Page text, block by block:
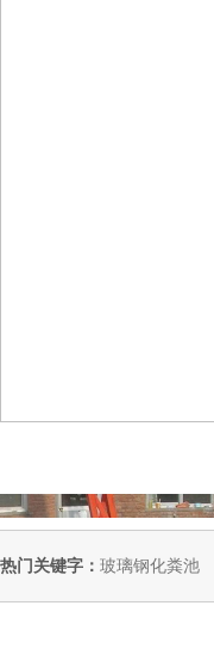
热门关键字： 玻璃钢化粪池